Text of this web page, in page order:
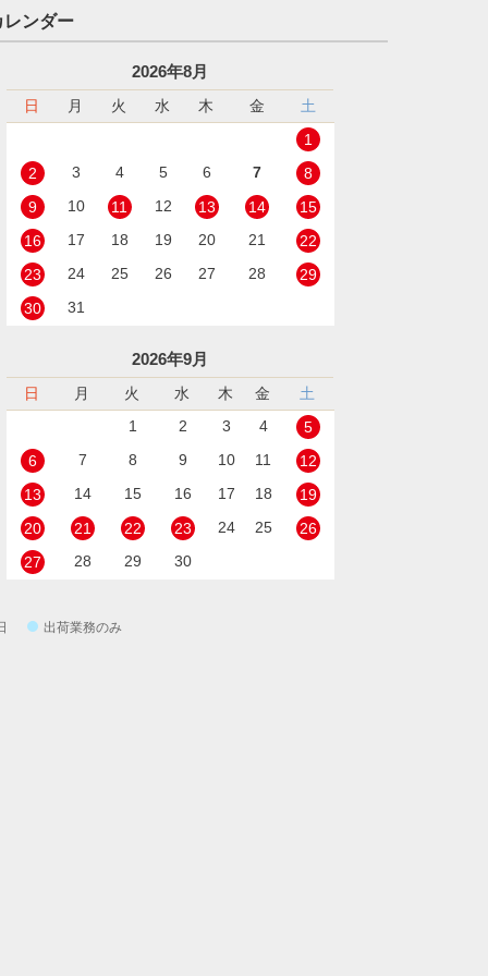
レンダー
2026年8月
日 月 火 水 木 金
土
1
2
3 4 5 6 7
8
9
10 11 12 13 14
15
16
17 18 19 20 21
22
23
24 25 26 27 28
29
30
31
2026年9月
日 月 火 水 木 金
土
1
2 3 4
5
6
7 8 9 10 11
12
13
14 15 16 17 18
19
20
21 22 23 24 25
26
27
28 29 30
出荷業務のみ